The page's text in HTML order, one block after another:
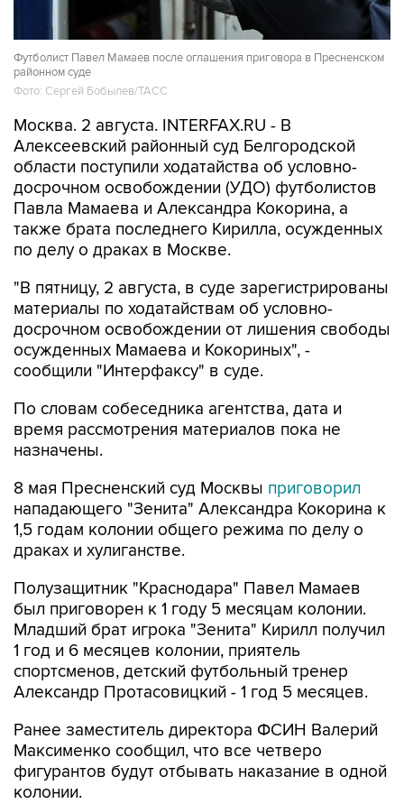
Футболист Павел Мамаев после оглашения приговора в Пресненском
районном суде
Фото: Сергей Бобылев/ТАСС
Москва. 2 августа. INTERFAX.RU - В
Алексеевский районный суд Белгородской
области поступили ходатайства об условно-
досрочном освобождении (УДО) футболистов
Павла Мамаева и Александра Кокорина, а
также брата последнего Кирилла, осужденных
по делу о драках в Москве.
"В пятницу, 2 августа, в суде зарегистрированы
материалы по ходатайствам об условно-
досрочном освобождении от лишения свободы
осужденных Мамаева и Кокориных", -
сообщили "Интерфаксу" в суде.
По словам собеседника агентства, дата и
время рассмотрения материалов пока не
назначены.
8 мая Пресненский суд Москвы приговорил
нападающего "Зенита" Александра Кокорина к
1,5 годам колонии общего режима по делу о
драках и хулиганстве.
Полузащитник "Краснодара" Павел Мамаев
был приговорен к 1 году 5 месяцам колонии.
Младший брат игрока "Зенита" Кирилл получил
1 год и 6 месяцев колонии, приятель
спортсменов, детский футбольный тренер
Александр Протасовицкий - 1 год 5 месяцев.
Ранее заместитель директора ФСИН Валерий
Максименко сообщил, что все четверо
фигурантов будут отбывать наказание в одной
колонии.